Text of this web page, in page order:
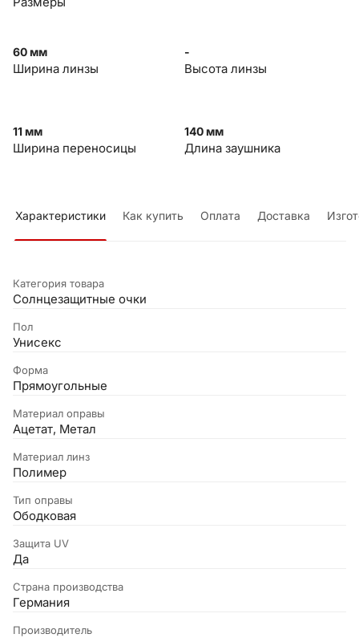
60 мм
Ширина линзы
-
Высота линзы
11 мм
Ширина переносицы
140 мм
Длина заушника
Характеристики Как купить Оплата Доставка
Категория товара
Солнцезащитные очки
Пол
Унисекс
Форма
Прямоугольные
Материал оправы
Ацетат, Метал
Материал линз
Полимер
Тип оправы
Ободковая
Защита UV
Да
Страна производства
Германия
Производитель